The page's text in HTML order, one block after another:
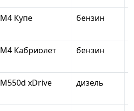
М4 Купе бензин
М4 Кабриолет бензин
M550d xDrive дизель